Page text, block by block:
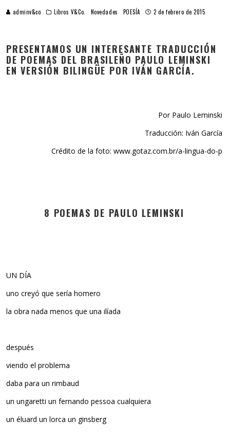
adminv&co Libros V&Co. Novedades POESÍA 2 de febrero de 2015
PRESENTAMOS UN INTERESANTE TRADUCCIÓN
DE POEMAS DEL BRASILEÑO PAULO LEMINSKI
EN VERSIÓN BILINGÜE POR IVÁN GARCÍA.
Por Paulo Leminski
Traducción: Iván García
Crédito de la foto: www.gotaz.com.br/a-lingua-do-p
8 POEMAS DE PAULO LEMINSKI
UN DÍA
uno creyó que sería homero
la obra nada menos que una ilíada
después
viendo el problema
daba para un rimbaud
un ungaretti un fernando pessoa cualquiera
un éluard un lorca un ginsberg